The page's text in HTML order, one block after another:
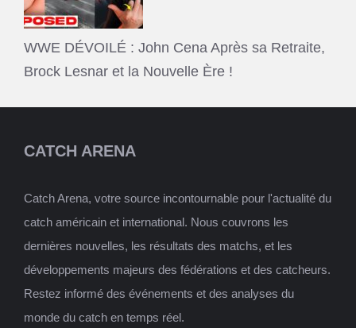
WWE DÉVOILÉ : John Cena Après sa Retraite,
Brock Lesnar et la Nouvelle Ère !
CATCH ARENA
Catch Arena, votre source incontournable pour l'actualité du
catch américain et international. Nous couvrons les
dernières nouvelles, les résultats des matchs, et les
développements majeurs des fédérations et des catcheurs.
Restez informé des événements et des analyses du
monde du catch en temps réel.